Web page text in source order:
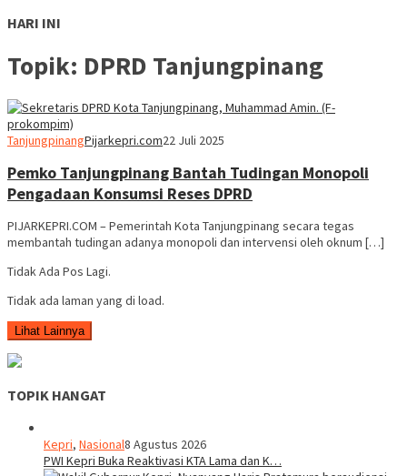
HARI INI
Topik: DPRD Tanjungpinang
TanjungpinangPijarkepri.com22 Juli 2025
Pemko Tanjungpinang Bantah Tudingan Monopoli
Pengadaan Konsumsi Reses DPRD
PIJARKEPRI.COM – Pemerintah Kota Tanjungpinang secara tegas
membantah tudingan adanya monopoli dan intervensi oleh oknum […]
Tidak Ada Pos Lagi.
Tidak ada laman yang di load.
Lihat Lainnya
TOPIK HANGAT
Kepri, Nasional8 Agustus 2026
PWI Kepri Buka Reaktivasi KTA Lama dan K…